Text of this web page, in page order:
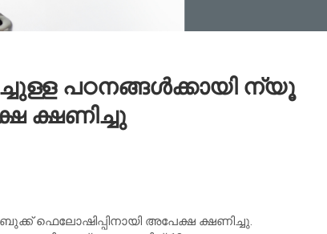
പഠനങ്ങള്‍ക്കായി ന്യൂ
ക്ഷണിച്ചു
ഫെലോഷിപ്പിനായി അപേക്ഷ ക്ഷണിച്ചു.